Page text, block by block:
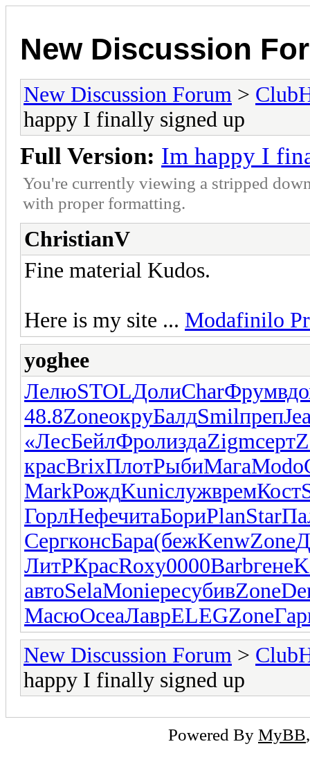
New Discussion
New Discussion Forum >
happy I finally signed up
Full Version: Im happy I
You're currently viewing a stripped
with proper formatting.
ChristianV
Fine material Kudos.
Here is my site ... Modafinilo
yoghee
ЛелюSTOLДолиCharФрум
48.8ZoneокруБалдSmilпреп
«ЛесБейлФролиздаZigmсерт
красBrixПлотРыбиМагаModo
MarkРождKuniслужвремКост
ГорлНефечитаБориPlanStar
СергконсБара(бежKenwZone
ЛитРКрасRoxy0000Barbгене
автоSelaMoniересубивZone
МасюOceaЛаврELEGZone
New Discussion Forum >
happy I finally signed up
Powered By MyBB